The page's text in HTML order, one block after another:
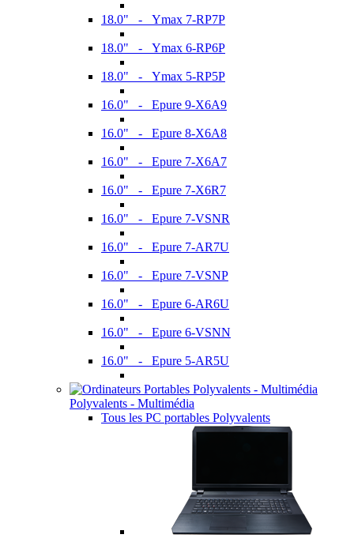
18.0" - Ymax 7-RP7P
18.0" - Ymax 6-RP6P
18.0" - Ymax 5-RP5P
16.0" - Epure 9-X6A9
16.0" - Epure 8-X6A8
16.0" - Epure 7-X6A7
16.0" - Epure 7-X6R7
16.0" - Epure 7-VSNR
16.0" - Epure 7-AR7U
16.0" - Epure 7-VSNP
16.0" - Epure 6-AR6U
16.0" - Epure 6-VSNN
16.0" - Epure 5-AR5U
Polyvalents - Multimédia
Tous les PC portables Polyvalents